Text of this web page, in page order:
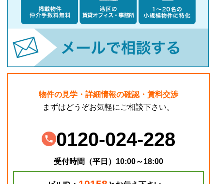
物件の見学・詳細情報の確認・賃料交渉
まずはどうぞお気軽にご相談下さい。
0120-024-228
受付時間（平日）10:00～18:00